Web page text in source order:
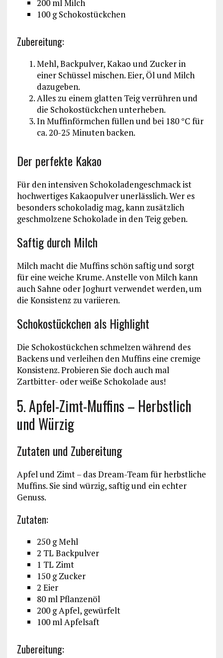
200 ml Milch
100 g Schokostückchen
Zubereitung:
Mehl, Backpulver, Kakao und Zucker in
einer Schüssel mischen. Eier, Öl und Milch
dazugeben.
Alles zu einem glatten Teig verrühren und
die Schokostückchen unterheben.
In Muffinförmchen füllen und bei 180 °C für
ca. 20-25 Minuten backen.
Der perfekte Kakao
Für den intensiven Schokoladengeschmack ist
hochwertiges Kakaopulver unerlässlich. Wer es
besonders schokoladig mag, kann zusätzlich
geschmolzene Schokolade in den Teig geben.
Saftig durch Milch
Milch macht die Muffins schön saftig und sorgt
für eine weiche Krume. Anstelle von Milch kann
auch Sahne oder Joghurt verwendet werden, um
die Konsistenz zu variieren.
Schokostückchen als Highlight
Die Schokostückchen schmelzen während des
Backens und verleihen den Muffins eine cremige
Konsistenz. Probieren Sie doch auch mal
Zartbitter- oder weiße Schokolade aus!
5. Apfel-Zimt-Muffins – Herbstlich
und Würzig
Zutaten und Zubereitung
Apfel und Zimt – das Dream-Team für herbstliche
Muffins. Sie sind würzig, saftig und ein echter
Genuss.
Zutaten:
250 g Mehl
2 TL Backpulver
1 TL Zimt
150 g Zucker
2 Eier
80 ml Pflanzenöl
200 g Apfel, gewürfelt
100 ml Apfelsaft
Zubereitung: